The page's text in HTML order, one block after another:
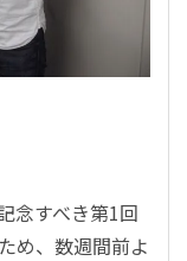
念すべき第1回
め、数週間前よ